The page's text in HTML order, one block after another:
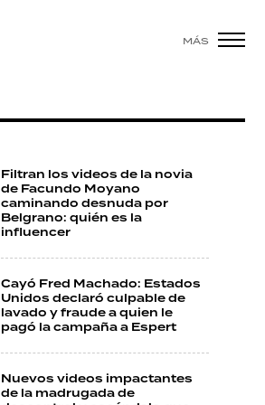
MÁS
Filtran los videos de la novia
de Facundo Moyano
caminando desnuda por
Belgrano: quién es la
influencer
Cayó Fred Machado: Estados
Unidos declaró culpable de
lavado y fraude a quien le
pagó la campaña a Espert
Nuevos videos impactantes
de la madrugada de